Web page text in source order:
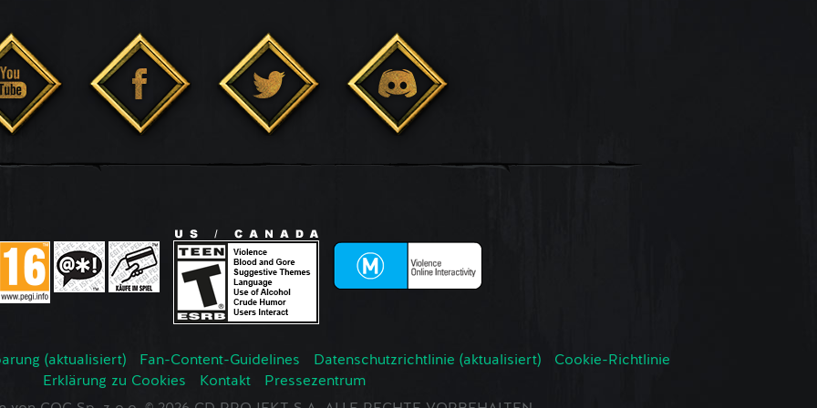
(aktualisiert) Fan-Content-Guidelines Datenschutzrichtlinie (aktualisiert)
Cookie-Richtlinie
Erklärung zu Cookies
Kontakt
Pressezentrum